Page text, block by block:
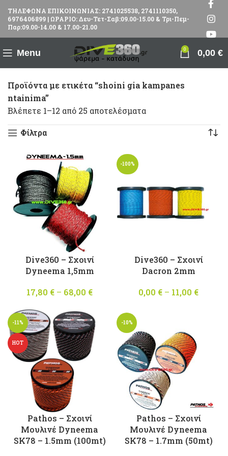
ΤΗΛΕΦΩΝΑ ΕΠΙΚΟΙΝΩΝΙΑΣ: 2741025538, 2741110350,
6976406899 | ΩΡΑΡΙΟ: Δευ-Τετ-Σαβ:09.00-15.00 & Τρι-Πεμ-
Παρ:09.00-14.00 & 17.00-21.00
Menu 0 0,00 €
Προϊόντα με ετικέτα “shoini gia kampanes
ntainima”
Βλέπετε 1–12 από 25 αποτελέσματα
Φίλτρα
Dive360 – Σχοινί
Dyneema 1,5mm
17,80 € – 68,00 €
17,80 €
through
-100%
Dive360 – Σχοινί
Dacron 2mm
0,00 € – 11,00 €
-11%
HOT
Pathos – Σχοινί
Μουλινέ Dyneema
SK78 – 1.5mm (100mt)
-10%
Pathos – Σχοινί
Μουλινέ Dyneema
SK78 – 1.7mm (50mt)